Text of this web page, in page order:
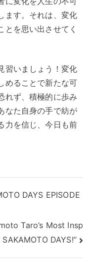
ます。それは、変化
とを思い出させてく
習いましょう！変化
めることで新たな可
れず、積極的に歩み
なた自身の手で紡が
力を信じ、今日も前
DAYS EPISODE
Taro’s Most Insp
DAYS!”